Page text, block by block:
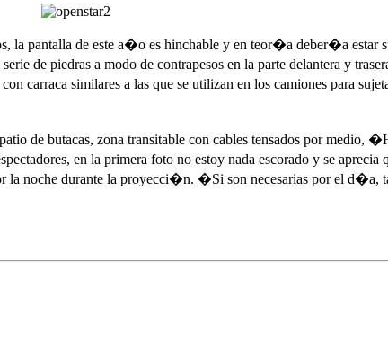
pantalla de este a�o es hinchable y en teor�a deber�a estar
de piedras a modo de contrapesos en la parte delantera y
carraca similares a las que se utilizan en los camiones para
de butacas, zona transitable con cables tensados por medio,
en la primera foto no estoy nada escorado y se
la noche durante la proyecci�n. �Si son necesarias por el